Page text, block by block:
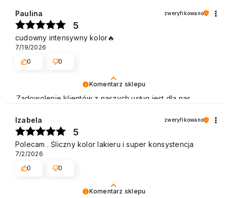
Komentarz sklepu
Zadowolenie klientów z naszych usług jest dla nas
właśnie było. Pozdrawiamy
Paulina zweryfikowano
5
cudowny intensywny kolor🔥
7/19/2026
0
0
Komentarz sklepu
Izabela zweryfikowano
5
Polecam . Śliczny kolor lakieru i super konsystencja
7/2/2026
0
0